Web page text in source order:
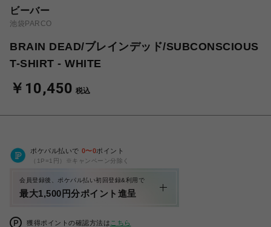
ビーバー
池袋PARCO
BRAIN DEAD/ブレインデッド/SUBCONSCIOUS
T-SHIRT - WHITE
￥10,450 税込
ポケパル払いで 0〜0ポイント
（1P=1円）※キャンペーン分除く
会員登録後、ポケパル払い初回登録&利用で
最大1,500円分ポイント進呈
獲得ポイントの確認方法は こちら